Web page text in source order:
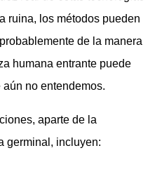
ruina, los métodos pueden
de la manera
humana entrante puede
no entendemos.
aparte de la
germinal, incluyen: